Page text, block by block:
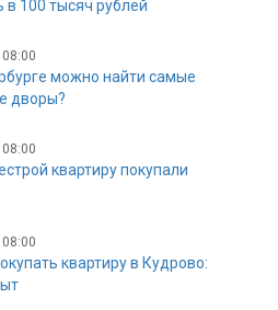
в 100 тысяч рублей
можно найти самые
дворы?
квартиру покупали
квартиру в Кудрово: